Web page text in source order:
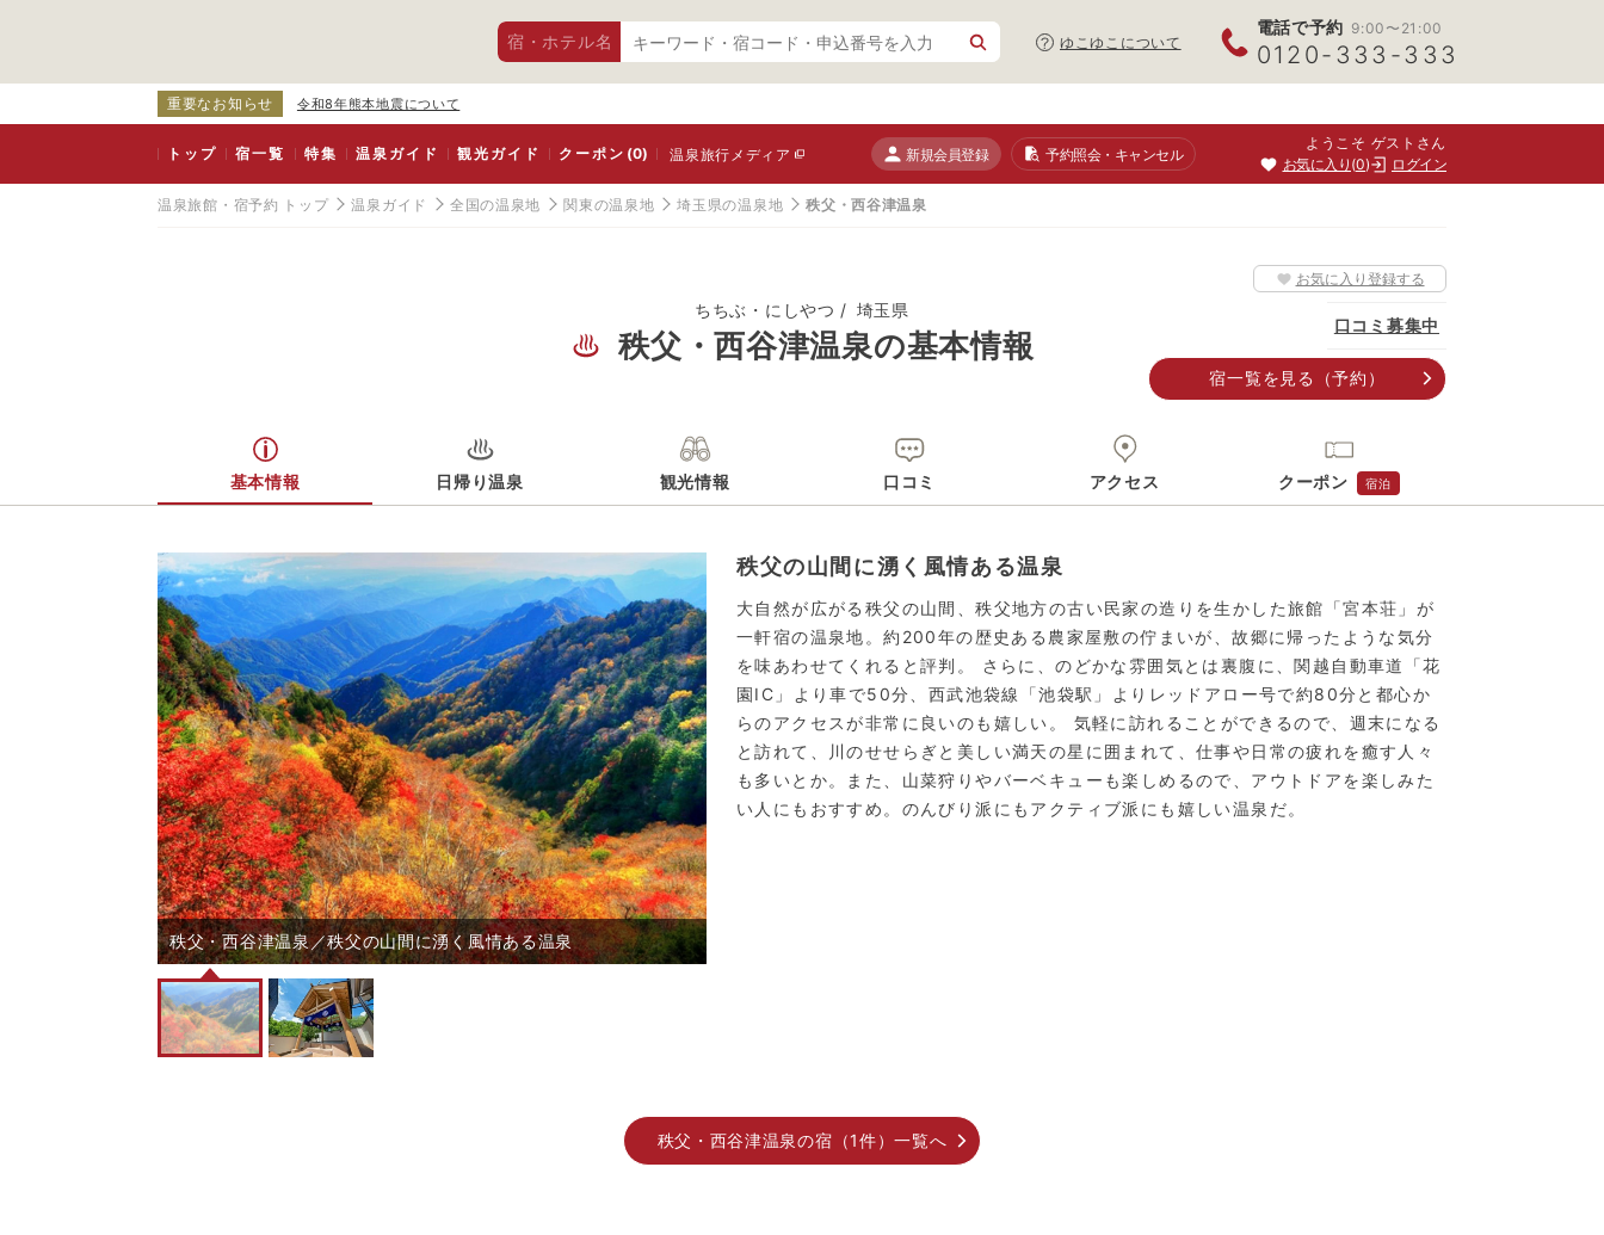
宿・ホテル名 ゆこゆこについて
電話で予約 9:00〜21:00
0120-333-333
重要なお知らせ 令和8年熊本地震について
トップ 宿一覧 特集 温泉ガイド 観光ガイド クーポン(0) 温泉旅行メディア 新規会員登録 予約照会・キャンセル
ようこそ ゲストさん
お気に入り 0 ログイン
温泉旅館・宿予約 トップ 温泉ガイド 全国の温泉地 関東の温泉地 埼玉県の温泉地 秩父・西谷津温泉
ちちぶ・にしやつ 埼玉県
秩父・西谷津温泉の基本情報
お気に入り登録する
口コミ募集中
宿一覧を見る （予約）
基本情報 日帰り温泉 観光情報 口コミ アクセス クーポン 宿泊
秩父・西谷津温泉／秩父の山間に湧く風情ある温泉
秩父の山間に湧く風情ある温泉
大自然が広がる秩父の山間、秩父地方の古い民家の造りを生かした旅館「宮本荘」が
一軒宿の温泉地。約200年の歴史ある農家屋敷の佇まいが、故郷に帰ったような気分
を味あわせてくれると評判。 さらに、のどかな雰囲気とは裏腹に、関越自動車道「花
園IC」より車で50分、西武池袋線「池袋駅」よりレッドアロー号で約80分と都心か
らのアクセスが非常に良いのも嬉しい。 気軽に訪れることができるので、週末になる
と訪れて、川のせせらぎと美しい満天の星に囲まれて、仕事や日常の疲れを癒す人々
も多いとか。また、山菜狩りやバーベキューも楽しめるので、アウトドアを楽しみた
い人にもおすすめ。のんびり派にもアクティブ派にも嬉しい温泉だ。
秩父・西谷津温泉の宿（1件）一覧へ